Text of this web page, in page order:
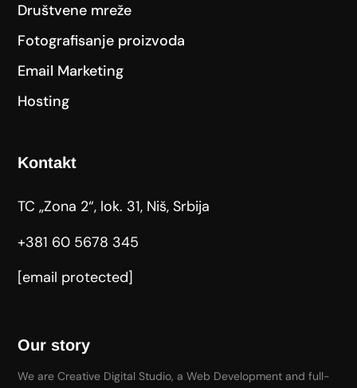
Društvene mreže
Fotografisanje proizvoda
Email Marketing
Hosting
Kontakt
TC „Zona 2“, lok. 31, Niš, Srbija
+381 60 5678 345
[email protected]
Our story
We are Creative Digital Studio, a Web Development and full-